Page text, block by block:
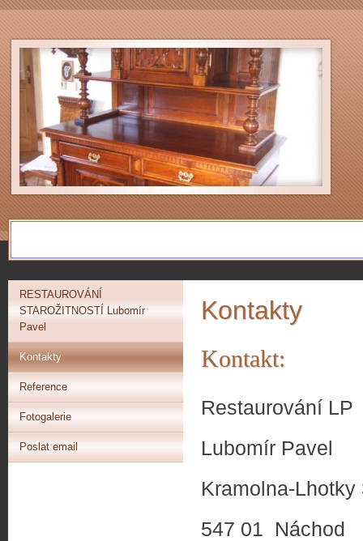
Kontakty
Kontakt:
Restaurování LP
Lubomír Pavel
Kramolna-Lhotky
547 01 Náchod
RESTAUROVÁNÍ
STAROŽITNOSTÍ Lubomír
Pavel
Kontakty
Reference
Fotogalerie
Poslat email